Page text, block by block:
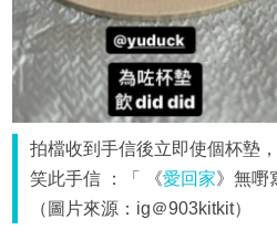
拍檔收到手信後立即使個杯墊
笑此手信 ：「 《愛回家》無嘢
（圖片來源：ig＠903kitkit）